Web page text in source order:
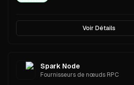
Voir Détails
Spark Node
Fournisseurs de nœuds RPC